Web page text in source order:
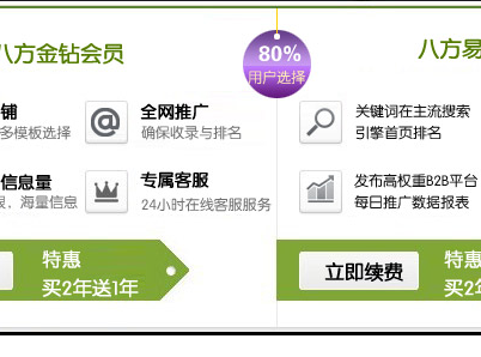
理系统支持排队管理系统和客户评价管理系统无缝对接，各项